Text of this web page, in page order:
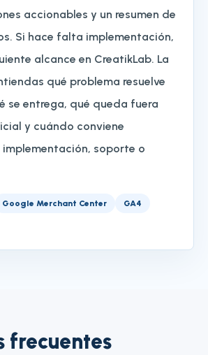
accionables y un resumen de
Si hace falta implementación,
alcance en CreatikLab. La
qué problema resuelve
se entrega, qué queda fuera
y cuándo conviene
soporte o
Google Merchant Center
GA4
frecuentes